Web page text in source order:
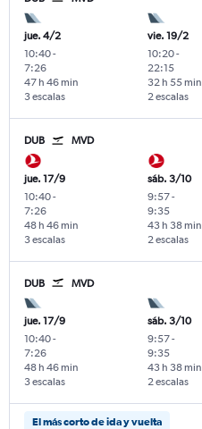
jue. 4/2
10:40-
7:26
3 escalas
47 h 46 min
vie. 19/2
10:20-
22:15
2 escalas
32 h 55 min
DUB MVD
jue. 17/9
10:40-
7:26
3 escalas
48 h 46 min
sáb. 3/10
9:57-
9:35
2 escalas
43 h 38 min
DUB MVD
jue. 17/9
10:40-
7:26
3 escalas
48 h 46 min
sáb. 3/10
9:57-
9:35
2 escalas
43 h 38 min
El más corto de ida y vuelta